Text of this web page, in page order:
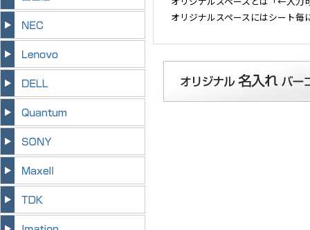
オリジナルスペースにはシート